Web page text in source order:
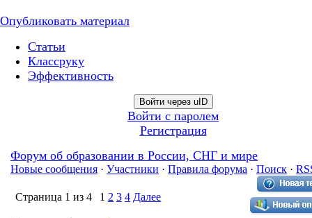
Опубликовать материал
Статьи
Классруку
Эффективность
Войти через uID
Войти с паролем
Регистрация
Форум об образовании в России, СНГ и мире
Новые сообщения · Участники · Правила форума · Поиск ·
Страница 1 из 4 1 2 3 4 Далее